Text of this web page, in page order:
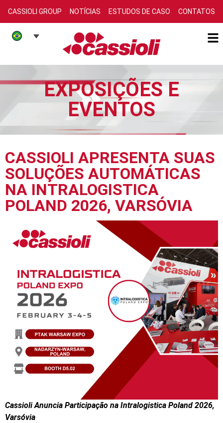
CASSIOLI GROUP NOTÍCIAS ESTUDOS DE CASO CONTATOS
EXPOSIÇÕES E
EVENTOS
CASSIOLI APRESENTA SUAS
SOLUÇÕES AUTOMÁTICAS
NA INTRALOGISTICA
POLAND 2026, VARSÓVIA
Cassioli Anuncia Participação na Intralogistica Poland 2026,
Varsóvia